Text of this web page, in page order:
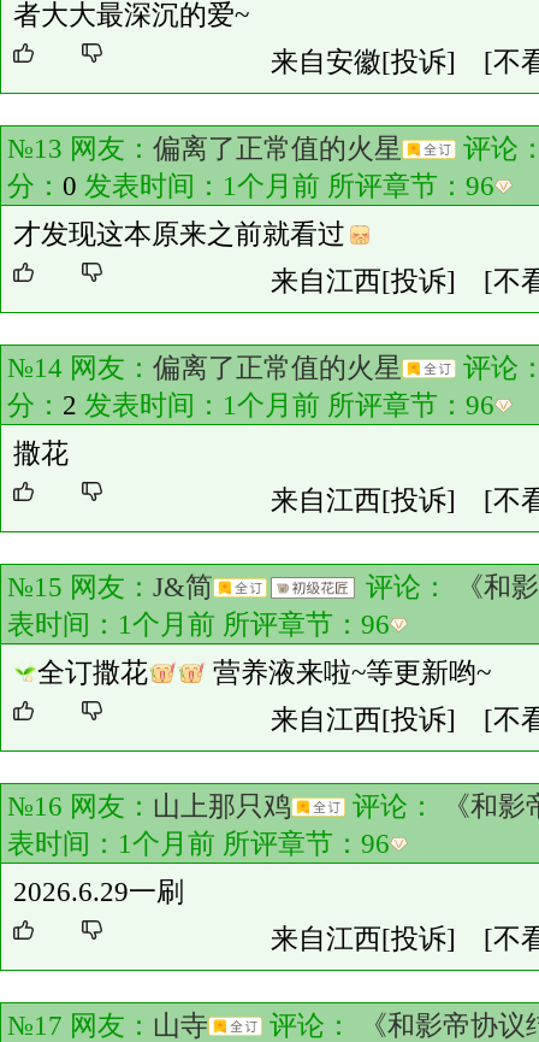
者大大最深沉的爱~
来自安徽[投诉] [不
№13 网友： 偏离了正常值的火星
评论
分： 0 发表时间：1个月前 所评章节： 96
才发现这本原来之前就看过
来自江西[投诉] [不
№14 网友： 偏离了正常值的火星
评论
分： 2 发表时间：1个月前 所评章节： 96
撒花
来自江西[投诉] [不
№15 网友： J&简 评论：
《和
表时间：1个月前 所评章节： 96
全订撒花
营养液来啦~等更新哟~
来自江西[投诉] [不
№16 网友： 山上那只鸡 评论：
《和
表时间：1个月前 所评章节： 96
2026.6.29一刷
来自江西[投诉] [不
№17 网友： 山寺 评论：
《和影帝协